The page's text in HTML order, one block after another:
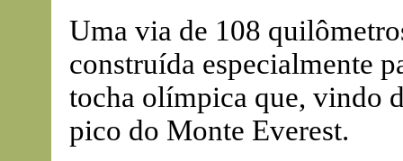
Uma via de 108
construída especialmente
tocha olímpica que, vindo
pico do Monte Everest.